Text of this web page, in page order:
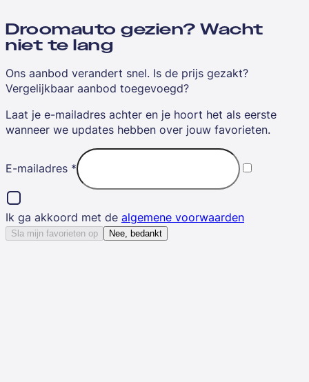
Droomauto gezien? Wacht
niet te lang
Ons aanbod verandert snel. Is de prijs gezakt?
Vergelijkbaar aanbod toegevoegd?
Laat je e-mailadres achter en je hoort het als eerste
wanneer we updates hebben over jouw favorieten.
E-mailadres *
Ik ga akkoord met de algemene voorwaarden
Sla mijn favorieten op Nee, bedankt